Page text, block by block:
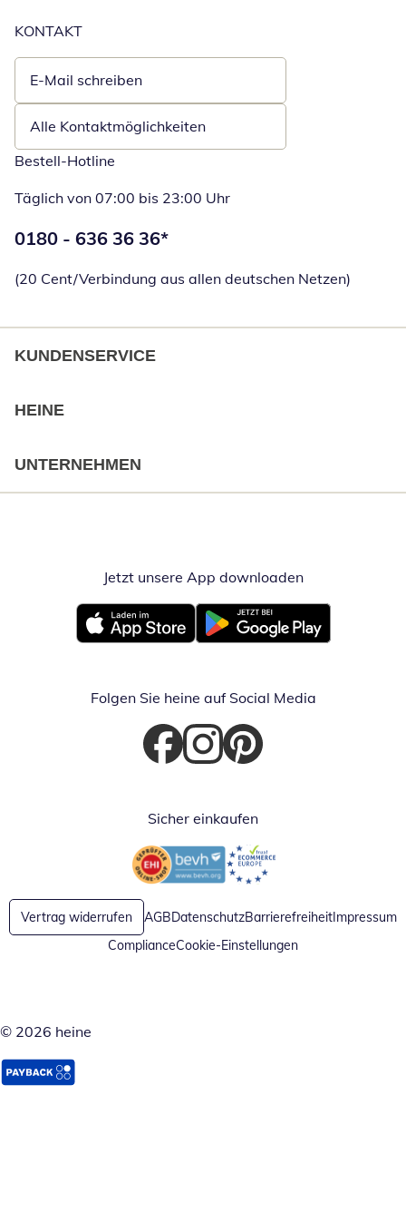
KONTAKT
E-Mail schreiben
Öffnet E-Mail-Client
Alle Kontaktmöglichkeiten
Bestell-Hotline
Täglich von 07:00 bis 23:00 Uhr
Telefonnummer:
0180 - 636 36 36*
(20 Cent/Verbindung aus allen deutschen Netzen)
KUNDENSERVICE
HEINE
UNTERNEHMEN
Jetzt unsere App downloadenÖffnet in
Öffnet in neuem FensterÖffnet in neuem Fenster
Folgen Sie heine auf Social Media
Öffnet in neuem Fenster
Öffnet in neuem Fenster
Öffnet in neuem Fenster
Sicher einkaufen
Öffnet in neuem FensterÖffnet in neuem Fenster
Vertrag widerrufen AGBDatenschutzBarrierefreiheitImpressum
ComplianceCookie-Einstellungen
© 2026 heine